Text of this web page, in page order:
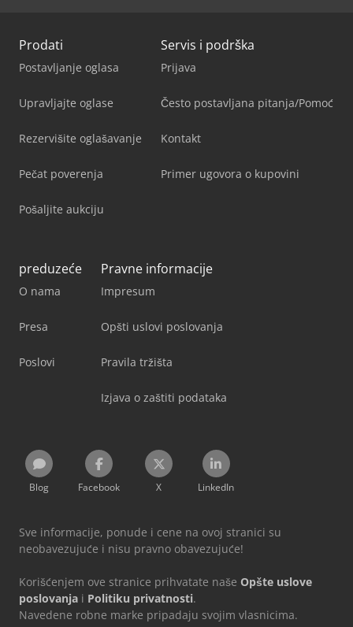
Prodati
Postavljanje oglasa
Upravljajte oglase
Rezervišite oglašavanje
Pečat poverenja
Pošaljite aukciju
Servis i podrška
Prijava
Često postavljana pitanja/Pomoć
Kontakt
Primer ugovora o kupovini
preduzeće
O nama
Presa
Poslovi
Pravne informacije
Impresum
Opšti uslovi poslovanja
Pravila tržišta
Izjava o zaštiti podataka
Blog Facebook X LinkedIn
Sve informacije, ponude i cene na ovoj stranici su
neobavezujuće i nisu pravno obavezujuće!
Korišćenjem ove stranice prihvatate naše Opšte uslove
poslovanja i Politiku privatnosti.
Navedene robne marke pripadaju svojim vlasnicima.